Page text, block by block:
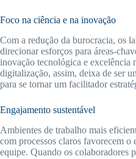
Foco na ciência e na inovação
Com a redução da burocracia, os
direcionar esforços para áreas-
inovação tecnológica e excelência
digitalização, assim, deixa de ser
para se tornar um facilitador
Engajamento sustentável
Ambientes de trabalho mais
com processos claros favorecem o
equipe. Quando os colaboradores